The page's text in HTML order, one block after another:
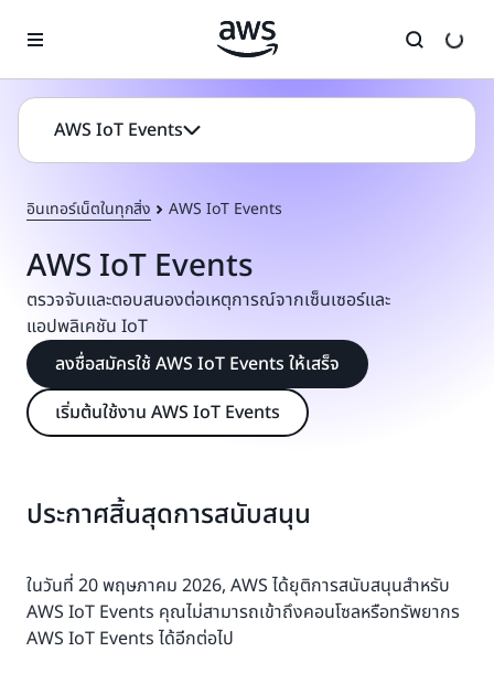
AWS IoT Events
อินเทอร์เน็ตในทุกสิ่ง AWS IoT Events
AWS IoT Events
ตรวจจับและตอบสนองต่อเหตุการณ์จากเซ็นเซอร์และ
แอปพลิเคชัน IoT
ลงชื่อสมัครใช้ AWS IoT Events ให้เสร็จ
เริ่มต้นใช้งาน AWS IoT Events
ประกาศสิ้นสุดการสนับสนุน
ในวันที่ 20 พฤษภาคม 2026, AWS ได้ยุติการสนับสนุนสำหรับ
AWS IoT Events คุณไม่สามารถเข้าถึงคอนโซลหรือทรัพยากร
AWS IoT Events ได้อีกต่อไป